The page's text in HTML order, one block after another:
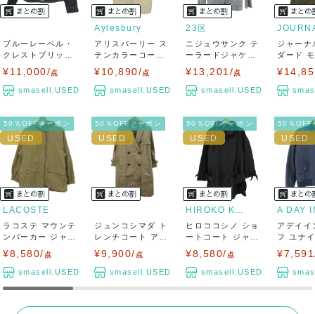
ブルーレーベル・
クレストブリッジ
ト...
¥11,000/点
smasell.USED
Aylesbury
アリスバーリー ス
テンカラーコート
¥10,890/点
smasell.USED
23区
ニジュウサンク テ
ーラードジャケッ
¥13,201/点
smasell.USED
ジャーナ
ダード
50％OFFクーポン
LACOSTE
ラコステ マウンテ
ンパーカー ジャケ
¥8,580/ 点
smasell.USED
50％OFFクーポン
ジュンコシマダ ト
レンチコート アウ
¥9,900/ 点
smasell.USED
50％OFFクーポン
HIROKO KOSHINO
ヒロココシノ ショ
ートコート ジャケ
¥8,580/ 点
smasell.USED
50％OFF
アデイイ
フ ユナ